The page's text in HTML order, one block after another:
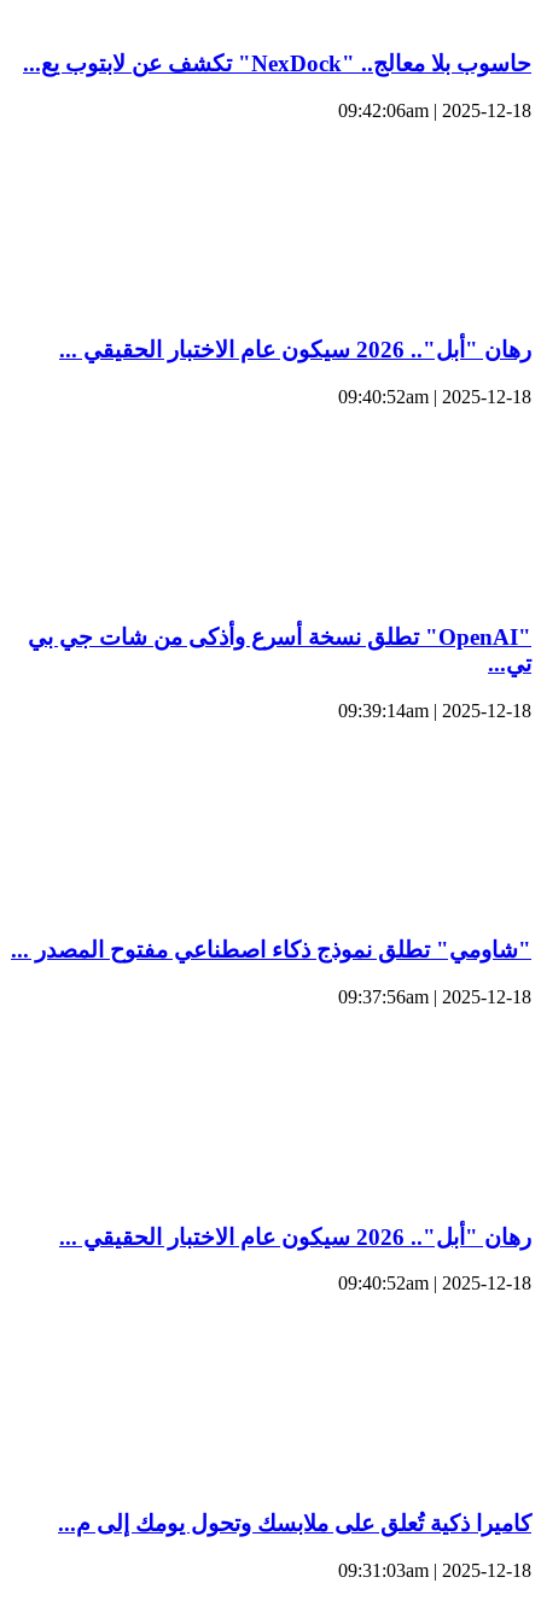
حاسوب بلا معالج.. "NexDock" تكشف عن لابتوب يع...
2025-12-18 | 09:42:06am
رهان "أبل".. 2026 سيكون عام الاختبار الحقيقي ...
2025-12-18 | 09:40:52am
"OpenAI" تطلق نسخة أسرع وأذكى من شات جي بي
تي...
2025-12-18 | 09:39:14am
"شاومي" تطلق نموذج ذكاء اصطناعي مفتوح المصدر ...
2025-12-18 | 09:37:56am
رهان "أبل".. 2026 سيكون عام الاختبار الحقيقي ...
2025-12-18 | 09:40:52am
كاميرا ذكية تُعلق على ملابسك وتحول يومك إلى م...
2025-12-18 | 09:31:03am